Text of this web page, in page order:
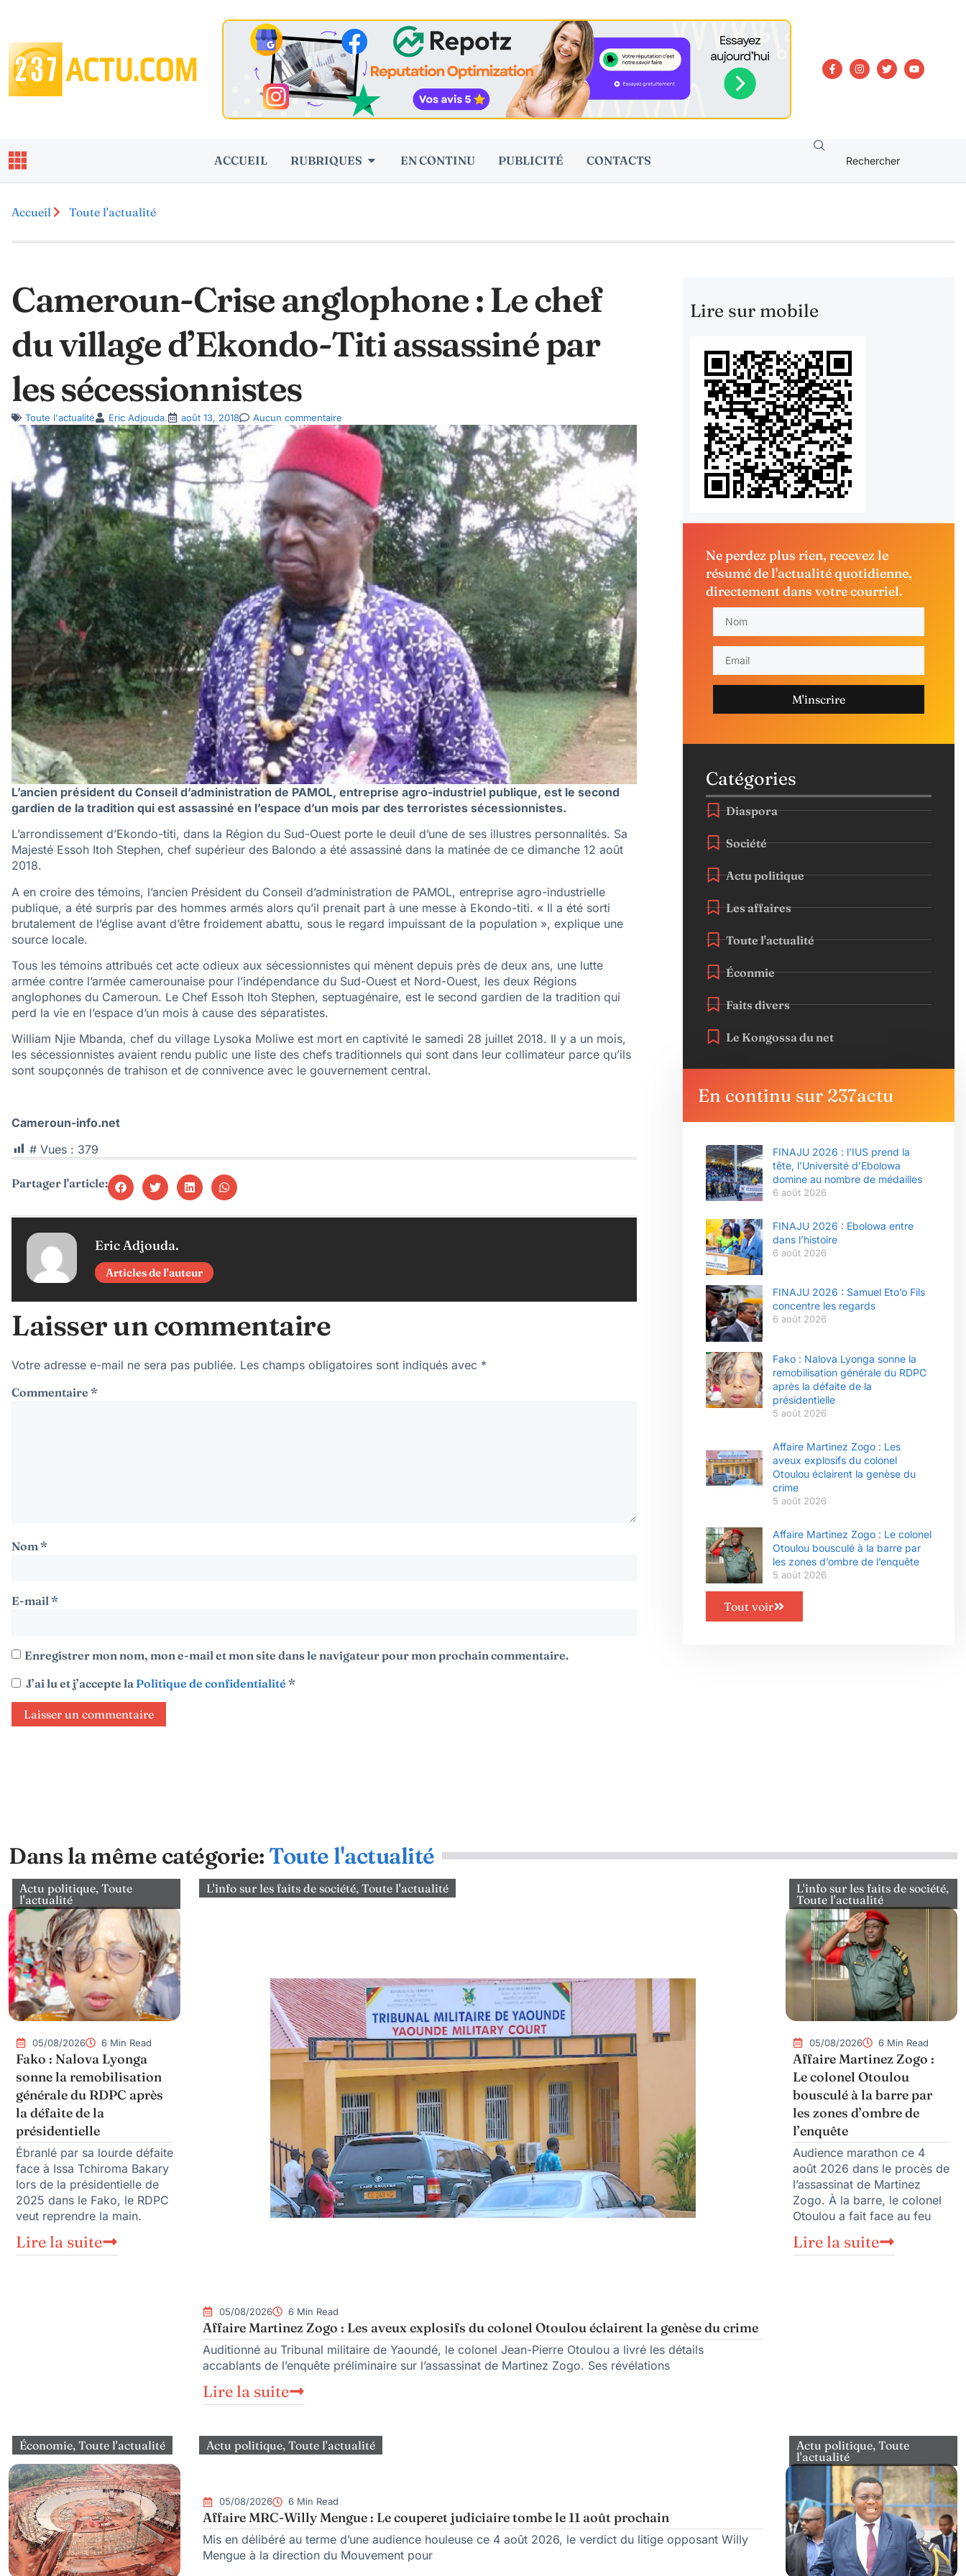
ACCUEIL RUBRIQUES EN CONTINU PUBLICITÉ CONTACTS
Accueil Toute l'actualité
Cameroun-Crise anglophone : Le chef
du village d’Ekondo-Titi assassiné par
les sécessionnistes
Toute l'actualité Eric Adjouda. août 13, 2018 Aucun commentaire
L’ancien président du Conseil d’administration de PAMOL, entreprise agro-industriel publique, est le second
gardien de la tradition qui est assassiné en l’espace d’un mois par des terroristes sécessionnistes.
L’arrondissement d’Ekondo-titi, dans la Région du Sud-Ouest porte le deuil d’une de ses illustres personnalités. Sa
Majesté Essoh Itoh Stephen, chef supérieur des Balondo a été assassiné dans la matinée de ce dimanche 12 août
2018.
A en croire des témoins, l’ancien Président du Conseil d’administration de PAMOL, entreprise agro-industrielle
publique, a été surpris par des hommes armés alors qu’il prenait part à une messe à Ekondo-titi. « Il a été sorti
brutalement de l’église avant d’être froidement abattu, sous le regard impuissant de la population », explique une
source locale.
Tous les témoins attribués cet acte odieux aux sécessionnistes qui mènent depuis près de deux ans, une lutte
armée contre l’armée camerounaise pour l’indépendance du Sud-Ouest et Nord-Ouest, les deux Régions
anglophones du Cameroun. Le Chef Essoh Itoh Stephen, septuagénaire, est le second gardien de la tradition qui
perd la vie en l’espace d’un mois à cause des séparatistes.
William Njie Mbanda, chef du village Lysoka Moliwe est mort en captivité le samedi 28 juillet 2018. Il y a un mois,
les sécessionnistes avaient rendu public une liste des chefs traditionnels qui sont dans leur collimateur parce qu’ils
sont soupçonnés de trahison et de connivence avec le gouvernement central.
Cameroun-info.net
# Vues : 379
Partager l'article:
Eric Adjouda.
Articles de l'auteur
Laisser un commentaire
Votre adresse e-mail ne sera pas publiée. Les champs obligatoires sont indiqués avec *
Commentaire *
Nom*
E-mail*
Enregistrer mon nom, mon e-mail et mon site dans le navigateur pour mon prochain commentaire.
J’ai lu et j’accepte la Politique de confidentialité *
Lire sur mobile
Ne perdez plus rien, recevez le
résumé de l'actualité quotidienne,
directement dans votre courriel.
M'inscrire
Catégories
Diaspora
Société
Actu politique
Les affaires
Toute l'actualité
Éconmie
Faits divers
Le Kongossa du net
En continu sur 237actu
FINAJU 2026 : l’IUS prend la
tête, l’Université d’Ebolowa
domine au nombre de médailles
6 août 2026
FINAJU 2026 : Ebolowa entre
dans l’histoire
6 août 2026
FINAJU 2026 : Samuel Eto’o Fils
concentre les regards
6 août 2026
Fako : Nalova Lyonga sonne la
remobilisation générale du RDPC
après la défaite de la
présidentielle
5 août 2026
Affaire Martinez Zogo : Les
aveux explosifs du colonel
Otoulou éclairent la genèse du
crime
5 août 2026
Affaire Martinez Zogo : Le colonel
Otoulou bousculé à la barre par
les zones d’ombre de l’enquête
5 août 2026
Tout voir
Dans la même catégorie: Toute l'actualité
Actu politique, Toute
l'actualité
05/08/2026 6 Min Read
Fako : Nalova Lyonga
sonne la remobilisation
générale du RDPC après
la défaite de la
présidentielle
Ébranlé par sa lourde défaite
face à Issa Tchiroma Bakary
lors de la présidentielle de
2025 dans le Fako, le RDPC
veut reprendre la main.
Lire la suite
L'info sur les faits de société, Toute l'actualité
05/08/2026 6 Min Read
Affaire Martinez Zogo : Les aveux explosifs du colonel Otoulou éclairent la genèse du crime
Auditionné au Tribunal militaire de Yaoundé, le colonel Jean-Pierre Otoulou a livré les détails
accablants de l’enquête préliminaire sur l’assassinat de Martinez Zogo. Ses révélations
Lire la suite
L'info sur les faits de société,
Toute l'actualité
05/08/2026 6 Min Read
Affaire Martinez Zogo :
Le colonel Otoulou
bousculé à la barre par
les zones d’ombre de
l’enquête
Audience marathon ce 4
août 2026 dans le procès de
l’assassinat de Martinez
Zogo. À la barre, le colonel
Otoulou a fait face au feu
Lire la suite
Économie, Toute l'actualité Actu politique, Toute l'actualité
05/08/2026 6 Min Read
Affaire MRC-Willy Mengue : Le couperet judiciaire tombe le 11 août prochain
Mis en délibéré au terme d’une audience houleuse ce 4 août 2026, le verdict du litige opposant Willy
Mengue à la direction du Mouvement pour
Actu politique, Toute
l'actualité